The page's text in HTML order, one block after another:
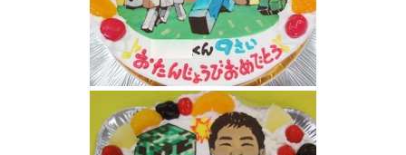
マインクラフトケーキ